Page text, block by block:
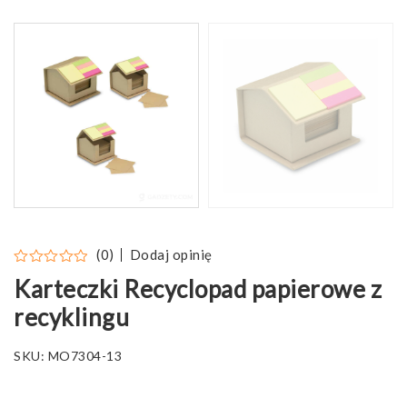
(0) Dodaj opinię
Karteczki Recyclopad papierowe z
recyklingu
SKU: MO7304-13